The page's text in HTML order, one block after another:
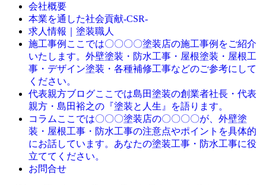
会社概要
本業を通した社会貢献-CSR-
求人情報｜塗装職人
施工事例 ここでは〇〇〇〇塗装店の施工事例をご紹介
いたします。外壁塗装・防水工事・屋根塗装・屋根工
事・デザイン塗装・各種補修工事などのご参考にして
ください。
代表親方ブログここでは島田塗装の創業者社長・代表
親方・島田裕之の『塗装と人生』を語ります。
コラム ここでは〇〇〇塗装店の〇〇〇〇が、外壁塗
装・屋根工事・防水工事の注意点やポイントを具体的
にお話しています。あなたの塗装工事・防水工事に役
立ててください。
お問合せ